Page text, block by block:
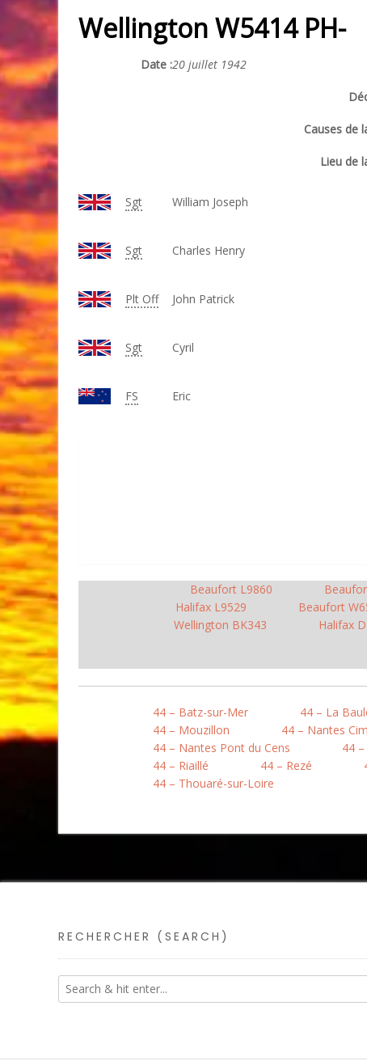
Wellington W5414 PH-
Date :20 juillet 1942
Causes de
Lieu de
Sgt William Joseph
Sgt Charles Henry
Plt Off John Patrick
Sgt Cyril
FS Eric
Beaufort L9860
Halifax L9529
Beaufort
Wellington BK343
Halifax
44 – Batz-sur-Mer 44 – La
44 – Mouzillon
44 – Nantes
44 – Nantes Pont du Cens
44
44 – Riaillé
44 – Rezé
44 – Thouaré-sur-Loire
RECHERCHER (SEARCH)